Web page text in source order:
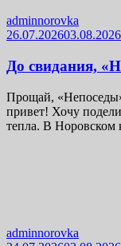
adminnorovka
26.07.202603.08.2026
До свидания,
Прощай,
привет! Хочу
тепла. В Норовском
adminnorovka